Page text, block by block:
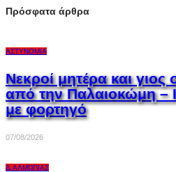
Πρόσφατα άρθρα
ΑΣΤΥΝΟΜΊΑ
Νεκροί μητέρα και γιος
από την Παλαιοκώμη –
με φορτηγό
07/08/2026
Δ.ΑΛΜΩΠΊΑΣ